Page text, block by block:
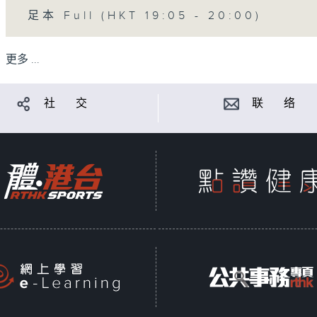
足本 Full (HKT 19:05 - 20:00)
更多 ...
社 交 联 络